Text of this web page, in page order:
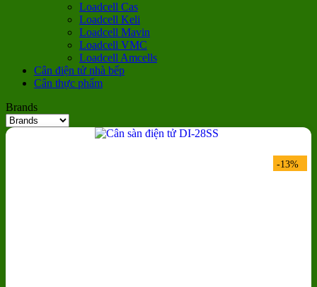
Loadcell Cas
Loadcell Keli
Loadcell Mavin
Loadcell VMC
Loadcell Amcells
Cân điện tử nhà bếp
Cân thực phẩm
Brands
-13%